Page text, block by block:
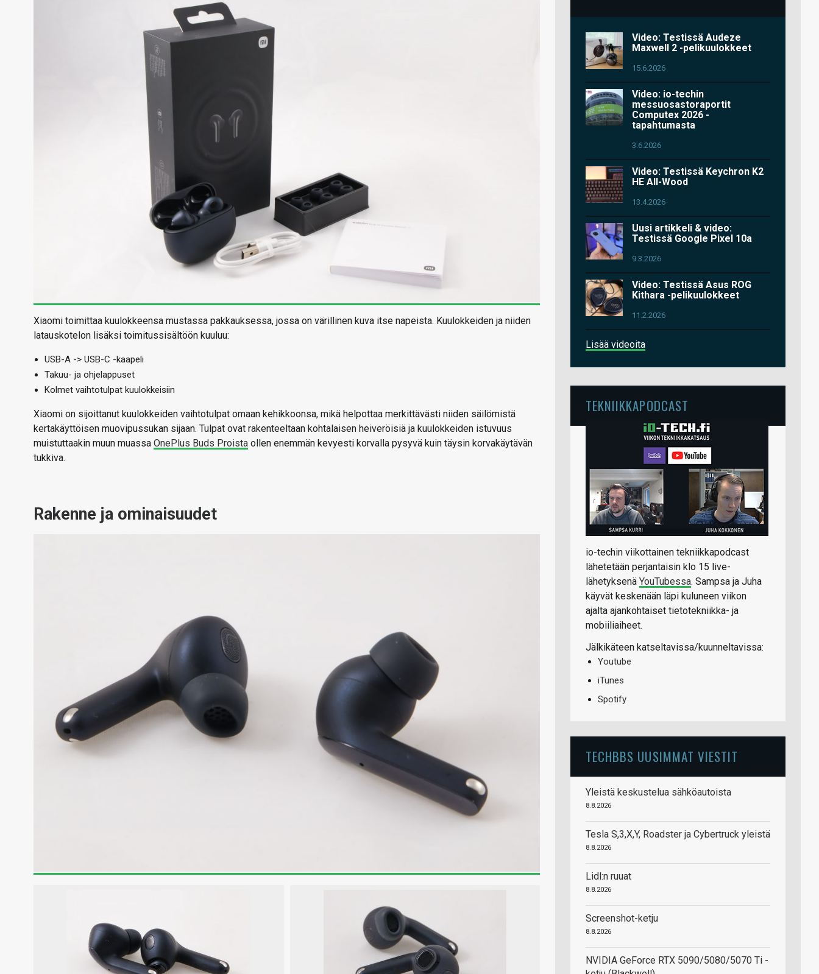
Xiaomi toimittaa kuulokkeensa mustassa pakkauksessa, jossa on värillinen kuva itse napeista. Kuulokkeiden ja niiden
latauskotelon lisäksi toimitussisältöön kuuluu:
USB-A -> USB-C -kaapeli
Takuu- ja ohjelappuset
Kolmet vaihtotulpat kuulokkeisiin
Xiaomi on sijoittanut kuulokkeiden vaihtotulpat omaan kehikkoonsa, mikä helpottaa merkittävästi niiden säilömistä
kertakäyttöisen muovipussukan sijaan. Tulpat ovat rakenteeltaan kohtalaisen heiveröisiä ja kuulokkeiden istuvuus
muistuttaakin muun muassa OnePlus Buds Proista ollen enemmän kevyesti korvalla pysyvä kuin täysin korvakäytävän
tukkiva.
Rakenne ja ominaisuudet
Video: Testissä Audeze
Maxwell 2 -pelikuulokkeet
15.6.2026
Video: io-techin
messuosastoraportit
Computex 2026 -
tapahtumasta
3.6.2026
Video: Testissä Keychron K2
HE All-Wood
13.4.2026
Uusi artikkeli & video:
Testissä Google Pixel 10a
9.3.2026
Video: Testissä Asus ROG
Kithara -pelikuulokkeet
11.2.2026
Lisää videoita
TEKNIIKKAPODCAST
io-techin viikottainen tekniikkapodcast
lähetetään perjantaisin klo 15 live-
lähetyksenä YouTubessa. Sampsa ja Juha
käyvät keskenään läpi kuluneen viikon
ajalta ajankohtaiset tietotekniikka- ja
mobiiliaiheet.
Jälkikäteen katseltavissa/kuunneltavissa:
Youtube
iTunes
Spotify
TECHBBS UUSIMMAT VIESTIT
Yleistä keskustelua sähköautoista
8.8.2026
Tesla S,3,X,Y, Roadster ja Cybertruck yleistä
8.8.2026
Lidl:n ruuat
8.8.2026
Screenshot-ketju
8.8.2026
NVIDIA GeForce RTX 5090/5080/5070 Ti -